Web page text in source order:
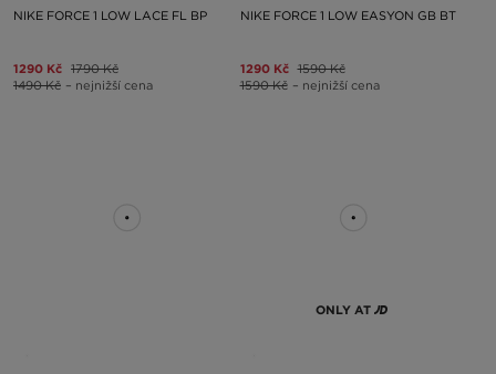
NIKE FORCE 1 LOW LACE FL BP
1290 Kč 1790 Kč
1490 Kč – nejnižší cena
NIKE FORCE 1 LOW EASYON GB BT
1290 Kč 1590 Kč
1590 Kč – nejnižší cena
ONLY AT